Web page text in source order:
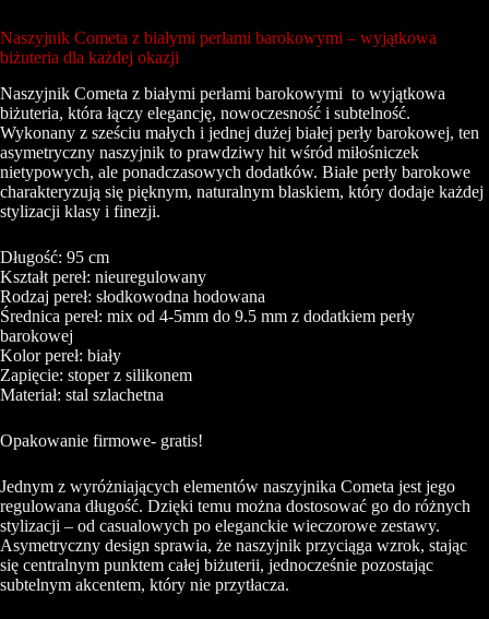
Naszyjnik Cometa z białymi perłami barokowymi – wyjątkowa
biżuteria dla każdej okazji
Naszyjnik Cometa z białymi perłami barokowymi to wyjątkowa
biżuteria, która łączy elegancję, nowoczesność i subtelność.
Wykonany z sześciu małych i jednej dużej białej perły barokowej, ten
asymetryczny naszyjnik to prawdziwy hit wśród miłośniczek
nietypowych, ale ponadczasowych dodatków. Białe perły barokowe
charakteryzują się pięknym, naturalnym blaskiem, który dodaje każdej
stylizacji klasy i finezji.
Długość: 95 cm
Kształt pereł: nieuregulowany
Rodzaj pereł: słodkowodna hodowana
Średnica pereł: mix od 4-5mm do 9.5 mm z dodatkiem perły
barokowej
Kolor pereł: biały
Zapięcie: stoper z silikonem
Materiał: stal szlachetna
Opakowanie firmowe- gratis!
Jednym z wyróżniających elementów naszyjnika Cometa jest jego
regulowana długość. Dzięki temu można dostosować go do różnych
stylizacji – od casualowych po eleganckie wieczorowe zestawy.
Asymetryczny design sprawia, że naszyjnik przyciąga wzrok, stając
się centralnym punktem całej biżuterii, jednocześnie pozostając
subtelnym akcentem, który nie przytłacza.